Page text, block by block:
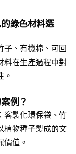
綠色材料選
子、有機棉、可回
料在生產過程中對
。
例？
客製化環保袋、竹
植物種子製成的文
價值。